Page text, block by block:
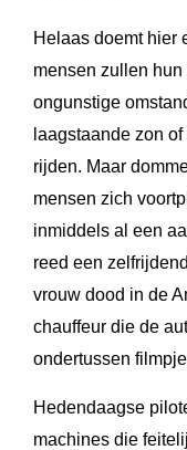
Helaas doemt hier
mensen zullen
ongunstige
laagstaande zon
rijden. Maar
mensen zich
inmiddels al een
reed een
vrouw dood in de
chauffeur die de
ondertussen
Hedendaagse
machines die